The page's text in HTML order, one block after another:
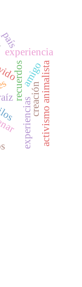
recuerdosamigo
experienciasactivismo animalista
experiencia
país
creación